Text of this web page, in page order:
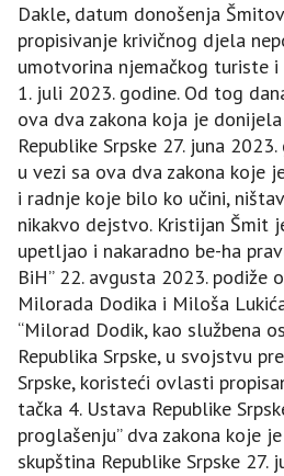
Dakle, datum donošenja
propisivanje krivičnog djela
umotvorina njemačkog turiste
1. juli 2023. godine. Od tog
ova dva zakona koja je
Republike Srpske 27. juna
u vezi sa ova dva zakona koje
i radnje koje bilo ko učini,
nikakvo dejstvo. Kristijan Šmit
upetljao i nakaradno be-ha
BiH” 22. avgusta 2023. podiže
Milorada Dodika i Miloša
“Milorad Dodik, kao službena
Republika Srpske, u svojstvu
Srpske, koristeći ovlasti
tačka 4. Ustava Republike
proglašenju” dva zakona koje
skupština Republike Srpske 27.